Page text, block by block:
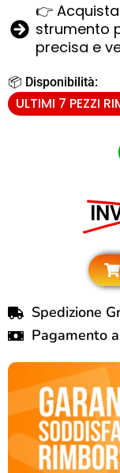
👉
strumento
precisa e
📦 Disponibilità:
ULTIMI 7 PEZZI
Spedizione
Pagamento